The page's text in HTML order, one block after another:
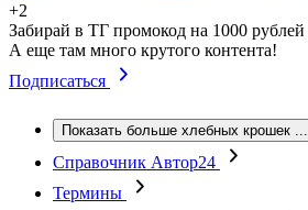
+2
Забирай в ТГ промокод на 1000 рублей
А еще там много крутого контента!
Подписаться
Показать больше хлебных крошек ...
Справочник Автор24
Термины